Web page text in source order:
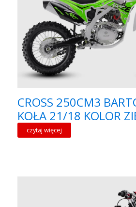
CROSS 250CM3
KOŁA 21/18 KOLOR
czytaj więcej